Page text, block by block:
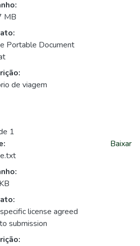
MB
Portable Document
de viagem
1
license agreed
submission
Baixar